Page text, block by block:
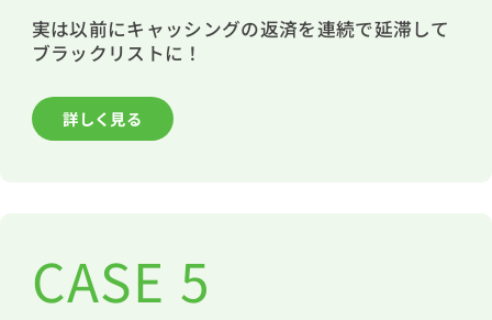
実は以前にキャッシングの返済を連続で延滞して
ブラックリストに！
詳しく見る
CASE 5